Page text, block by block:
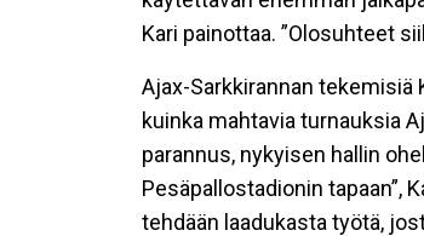
Kari painottaa. ”Olosuhteet
Ajax-Sarkkirannan tekemisiä
kuinka mahtavia turnauksia
parannus, nykyisen hallin
Pesäpallostadionin tapaan”,
tehdään laadukasta työtä,